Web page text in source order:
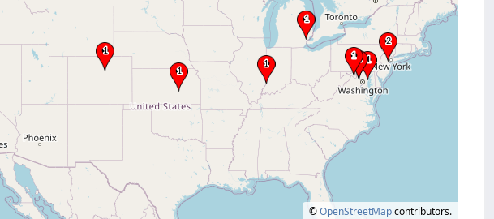
©OpenStreetMapcontributors.